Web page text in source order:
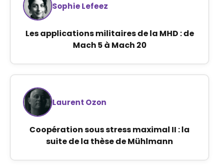
Sophie Lefeez
Les applications militaires de la MHD : de
Mach 5 à Mach 20
Laurent Ozon
Coopération sous stress maximal II : la
suite de la thèse de Mühlmann